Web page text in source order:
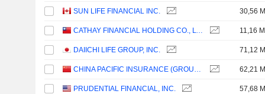
SUN LIFE FINANCIAL INC. 30,56
CATHAY FINANCIAL HOLDING CO., LTD. 11,16
DAIICHI LIFE GROUP, INC. 71,12
CHINA PACIFIC INSURANCE (GROUP) CO., LTD. 62,21
PRUDENTIAL FINANCIAL, INC. 57,68